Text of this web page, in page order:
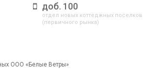
доб. 100
отдел новых коттеджных поселков
(первичного рынка)
ООО «Белые Ветры»